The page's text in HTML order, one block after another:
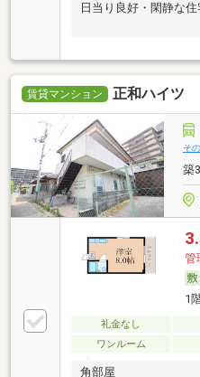
日当り良好・閑静な
賃貸マンション 正和ハイツ
そ
築
管
1
礼金なし
ワンルーム
角部屋